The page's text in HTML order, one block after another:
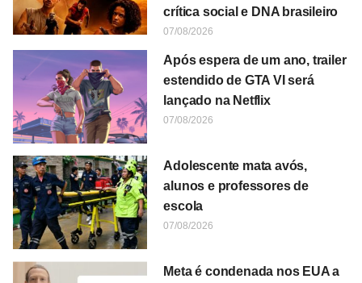
crítica social e DNA brasileiro
07/08/2026
Após espera de um ano, trailer
estendido de GTA VI será
lançado na Netflix
07/08/2026
Adolescente mata avós,
alunos e professores de
escola
07/08/2026
Meta é condenada nos EUA a